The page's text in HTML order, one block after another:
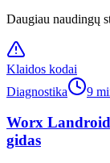
Daugiau naudingų
Klaidos kodai
Diagnostika
9
Worx
gidas